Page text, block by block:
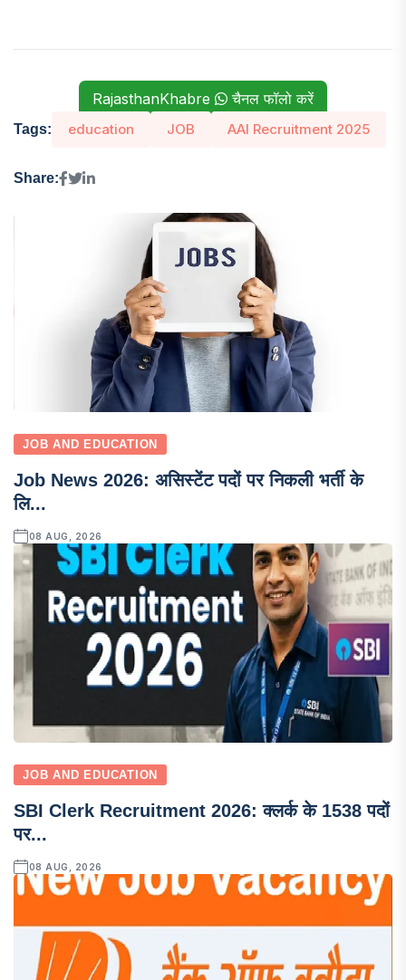
RajasthanKhabre चैनल फॉलो करें
Tags: education JOB AAI Recruitment 2025
Share:
JOB AND EDUCATION
Job News 2026: असिस्टेंट पदों पर निकली भर्ती के
लि...
08 AUG, 2026
JOB AND EDUCATION
SBI Clerk Recruitment 2026: क्लर्क के 1538 पदों
पर...
08 AUG, 2026